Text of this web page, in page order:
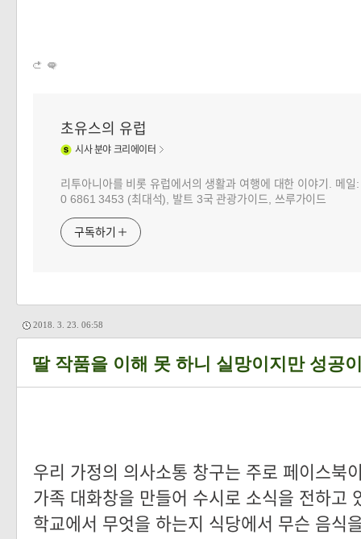
초유스의 유럽
시사분야 크리에이터
리투아니아를 비롯 유럽에서의 생활과 여행에 대한 이야기. 메
0 6861 3453 (최대석), 발트 3국 관광가이드, 쓰루가이드
구독하기
2018. 3. 23. 06:58
딸 작품을 이해 못 하니 실망이지만 성공
우리 가정의 의사소통 창구는 주로 페이스북
가족 대화창을 만들어 수시로 소식을 전하고
학교에서 무엇을 하는지 식당에서 무슨 음식